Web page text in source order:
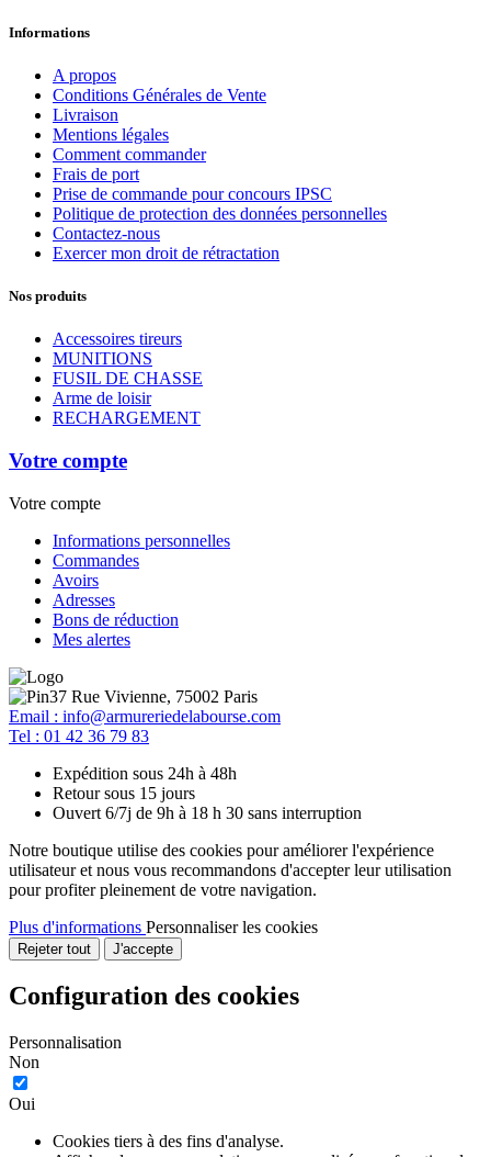
Informations
A propos
Conditions Générales de Vente
Livraison
Mentions légales
Comment commander
Frais de port
Prise de commande pour concours IPSC
Politique de protection des données personnelles
Contactez-nous
Exercer mon droit de rétractation
Nos produits
Accessoires tireurs
MUNITIONS
FUSIL DE CHASSE
Arme de loisir
RECHARGEMENT
Votre compte
Votre compte
Informations personnelles
Commandes
Avoirs
Adresses
Bons de réduction
Mes alertes
37 Rue Vivienne, 75002 Paris
Email : info@armureriedelabourse.com
Tel : 01 42 36 79 83
Expédition sous 24h à 48h
Retour sous 15 jours
Ouvert 6/7j de 9h à 18 h 30 sans interruption
Notre boutique utilise des cookies pour améliorer l'expérience
utilisateur et nous vous recommandons d'accepter leur utilisation
pour profiter pleinement de votre navigation.
Plus d'informations Personnaliser les cookies
Rejeter tout J'accepte
Configuration des cookies
Personnalisation
Non
Oui
Cookies tiers à des fins d'analyse.